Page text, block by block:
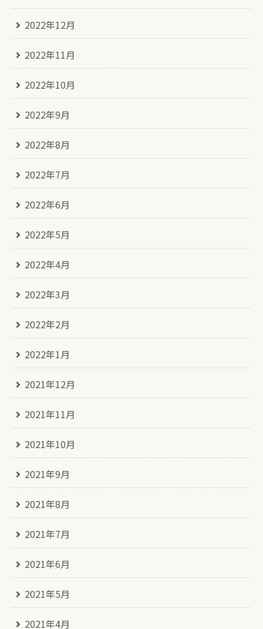
2022年12月
2022年11月
2022年10月
2022年9月
2022年8月
2022年7月
2022年6月
2022年5月
2022年4月
2022年3月
2022年2月
2022年1月
2021年12月
2021年11月
2021年10月
2021年9月
2021年8月
2021年7月
2021年6月
2021年5月
2021年4月